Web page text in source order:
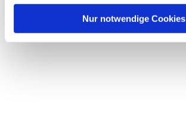
Nur notwendige Cookies